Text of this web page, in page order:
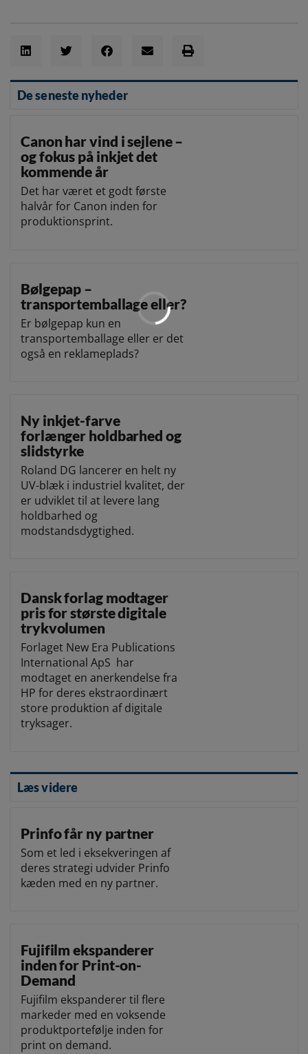
De seneste nyheder
Canon har vind i sejlene –
og fokus på inkjet det
kommende år
Det har været et godt første
halvår for Canon inden for
produktionsprint.
Bølgepap –
transportemballage eller?
Er bølgepap kun en
transportemballage eller er det
også en reklameplads?
Ny inkjet-farve
forlænger holdbarhed og
slidstyrke
Roland DG lancerer en helt ny
UV-blæk i industriel kvalitet, der
er udviklet til at levere lang
holdbarhed og
modstandsdygtighed.
Dansk forlag modtager
pris for største digitale
trykvolumen
Forlaget New Era Publications
International ApS har
modtaget en anerkendelse fra
HP for deres ekstraordinært
store produktion af digitale
tryksager.
Læs videre
Prinfo får ny partner
Som et led i eksekveringen af
deres strategi udvider Prinfo
kæden med en ny partner.
Fujifilm ekspanderer
inden for Print-on-
Demand
Fujifilm ekspanderer til flere
markeder med en voksende
produktportefølje inden for
print on demand.